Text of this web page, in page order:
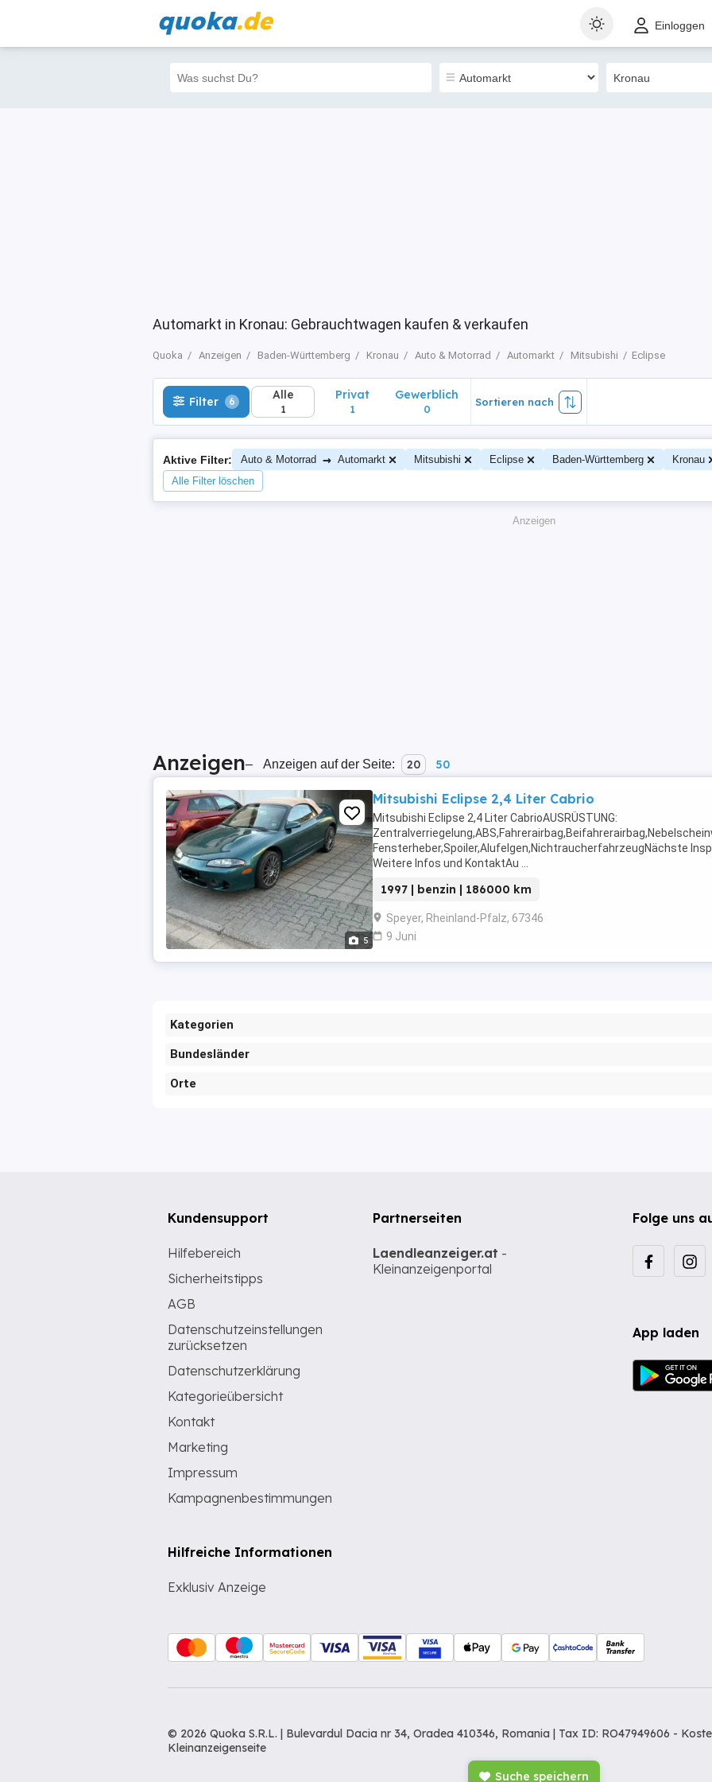
quoka.de Einloggen
Automarkt in Kronau: Gebrauchtwagen kaufen & verkaufen
Quoka Anzeigen Baden-Württemberg Kronau Auto & Motorrad Automarkt Mitsubishi Eclipse
Filter 6 Alle
1
Filter 6 Alle
1
Privat
1
Gewerblich
0
Sortieren nach
Aktive Filter: Auto & Motorrad → Automarkt Mitsubishi Eclipse Baden-Württemberg
Kronau
Alle Filter löschen
Anzeigen
Anzeigen– Anzeigen auf der Seite: 20 50
5
Mitsubishi Eclipse 2,4 Liter Cabrio
Mitsubishi Eclipse 2,4 Liter CabrioAUSRÜSTUNG:
Fensterheber,Spoiler,Alufelgen,NichtraucherfahrzeugNächste
Weitere Infos und KontaktAu ...
1997 | benzin | 186000 km
Speyer, Rheinland-Pfalz, 67346
9 Juni
Kategorien
Bundesländer
Orte
Suche speichern
Folge uns
App laden
Kundensupport
Hilfebereich
Sicherheitstipps
AGB
Datenschutzeinstellungen
zurücksetzen
Datenschutzerklärung
Kategorieübersicht
Kontakt
Marketing
Impressum
Kampagnenbestimmungen
Hilfreiche Informationen
Exklusiv Anzeige
Partnerseiten
Laendleanzeiger.at -
Kleinanzeigenportal
© 2026 Quoka S.R.L. | Bulevardul Dacia nr 34, Oradea 410346, Romania | Tax ID: RO47949606 -
Kleinanzeigenseite